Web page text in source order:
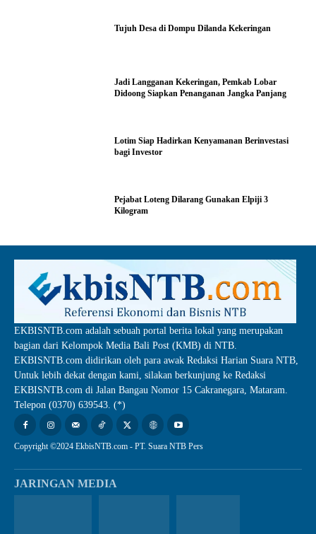
Tujuh Desa di Dompu Dilanda Kekeringan
Jadi Langganan Kekeringan, Pemkab Lobar
Didoong Siapkan Penanganan Jangka Panjang
Lotim Siap Hadirkan Kenyamanan Berinvestasi
bagi Investor
Pejabat Loteng Dilarang Gunakan Elpiji 3
Kilogram
EKBISNTB.com adalah sebuah portal berita lokal yang merupakan
bagian dari Kelompok Media Bali Post (KMB) di NTB.
EKBISNTB.com didirikan oleh para awak Redaksi Harian Suara NTB,
Untuk lebih dekat dengan kami, silakan berkunjung ke Redaksi
EKBISNTB.com di Jalan Bangau Nomor 15 Cakranegara, Mataram.
Telepon (0370) 639543. (*)
Copyright ©2024 EkbisNTB.com - PT. Suara NTB Pers
JARINGAN MEDIA